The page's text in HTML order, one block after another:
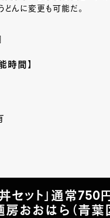
どんに変更も可能だ。
時間】
セット」通常750円
おおはら（青葉